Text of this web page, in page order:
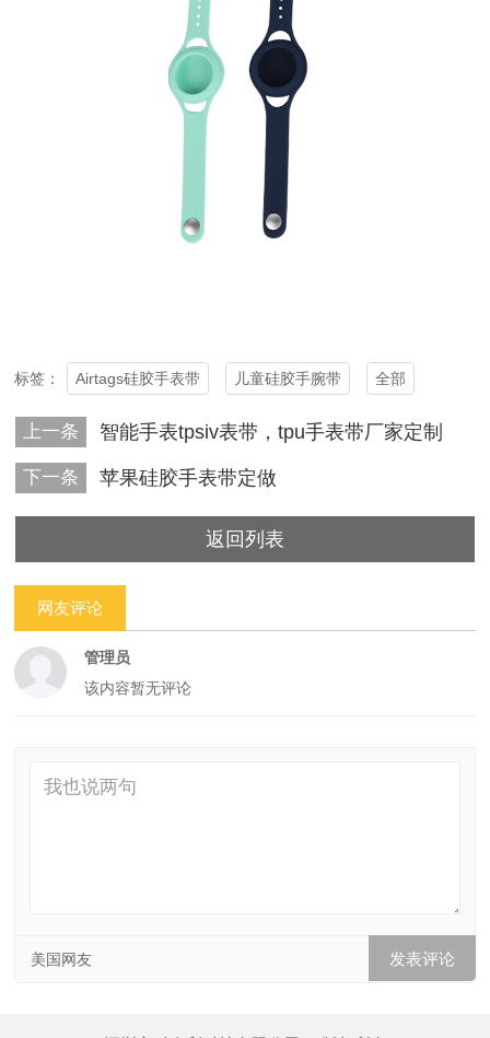
标签： Airtags硅胶手表带 儿童硅胶手腕带 全部
上一条 智能手表tpsiv表带，tpu手表带厂家定制
下一条 苹果硅胶手表带定做
返回列表
网友评论
管理员
该内容暂无评论
美国网友